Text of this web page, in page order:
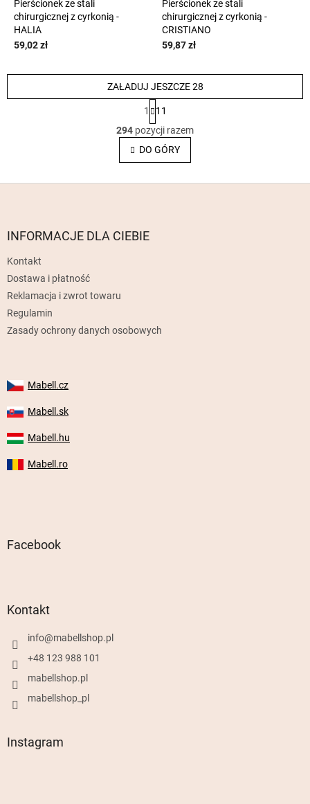
Pierścionek ze stali
chirurgicznej z cyrkonią -
HALIA
59,02 zł
Pierścionek ze stali
chirurgicznej z cyrkonią -
CRISTIANO
59,87 zł
K
o
n
t
ZAŁADUJ JESZCZE 28
P
a
g
i
n
a
j
1
11
294 pozycji razem
DO GÓRY
INFORMACJE DLA CIEBIE
Kontakt
Dostawa i płatność
Reklamacja i zwrot towaru
Regulamin
Zasady ochrony danych osobowych
Mabell.cz
Mabell.sk
Mabell.hu
Mabell.ro
Facebook
Kontakt
info@mabellshop.pl
+48 123 988 101
mabellshop.pl
mabellshop_pl
Instagram